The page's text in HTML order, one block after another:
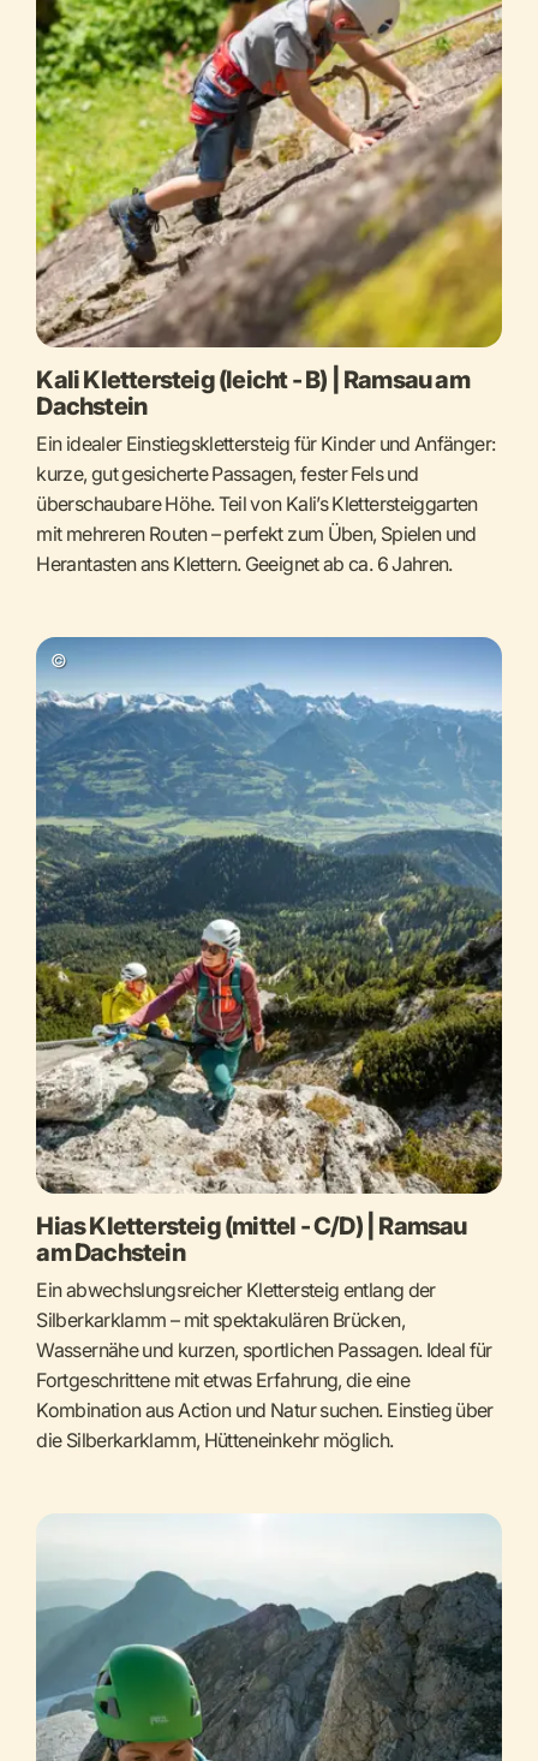
Kali Klettersteig (leicht - B) | Ramsau am
Dachstein
Ein idealer Einstiegsklettersteig für Kinder und Anfänger:
kurze, gut gesicherte Passagen, fester Fels und
überschaubare Höhe. Teil von Kali’s Klettersteiggarten
mit mehreren Routen – perfekt zum Üben, Spielen und
Herantasten ans Klettern. Geeignet ab ca. 6 Jahren.
©
Hias Klettersteig (mittel - C/D) | Ramsau
am Dachstein
Ein abwechslungsreicher Klettersteig entlang der
Silberkarklamm – mit spektakulären Brücken,
Wassernähe und kurzen, sportlichen Passagen. Ideal für
Fortgeschrittene mit etwas Erfahrung, die eine
Kombination aus Action und Natur suchen. Einstieg über
die Silberkarklamm, Hütteneinkehr möglich.